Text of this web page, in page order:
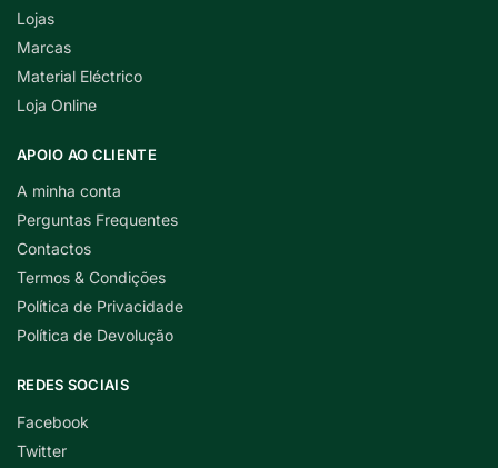
Lojas
Marcas
Material Eléctrico
Loja Online
APOIO AO CLIENTE
A minha conta
Perguntas Frequentes
Contactos
Termos & Condições
Política de Privacidade
Política de Devolução
REDES SOCIAIS
Facebook
Twitter